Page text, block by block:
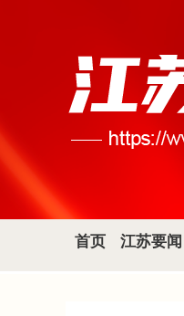
首页 江苏要闻